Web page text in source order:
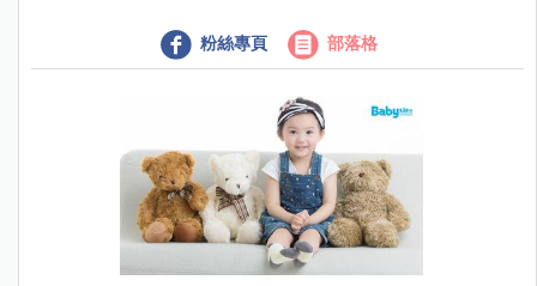
粉絲專頁 部落格